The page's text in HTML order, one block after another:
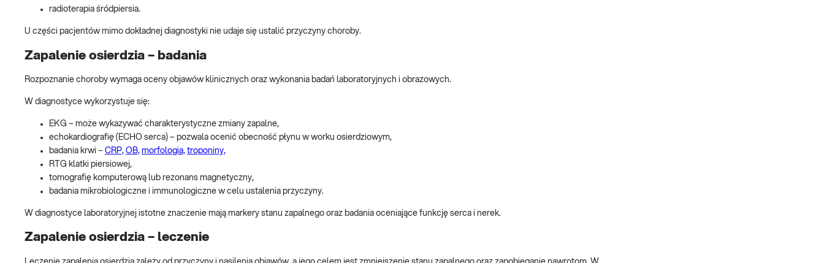
radioterapia śródpiersia.
U części pacjentów mimo dokładnej diagnostyki nie udaje się ustalić przyczyny choroby.
Zapalenie osierdzia – badania
Rozpoznanie choroby wymaga oceny objawów klinicznych oraz wykonania badań laboratoryjnych i obrazowych.
W diagnostyce wykorzystuje się:
EKG – może wykazywać charakterystyczne zmiany zapalne,
echokardiografię (ECHO serca) – pozwala ocenić obecność płynu w worku osierdziowym,
badania krwi – CRP, OB, morfologia, troponiny,
RTG klatki piersiowej,
tomografię komputerową lub rezonans magnetyczny,
badania mikrobiologiczne i immunologiczne w celu ustalenia przyczyny.
W diagnostyce laboratoryjnej istotne znaczenie mają markery stanu zapalnego oraz badania oceniające funkcję serca i nerek.
Zapalenie osierdzia – leczenie